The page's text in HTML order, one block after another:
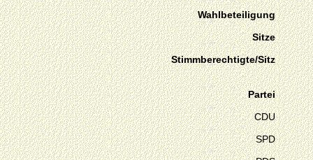
Wahlbeteiligung
Sitze
Stimmberechtigte/Sitz
Partei
CDU
SPD